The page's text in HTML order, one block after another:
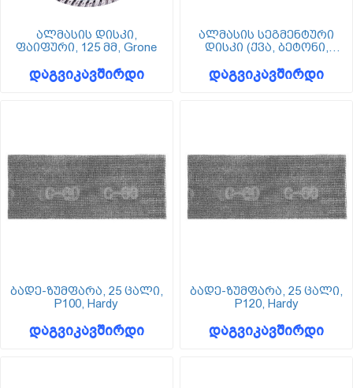
ალმასის დისკი,
ფაიფური, 125 მმ, Grone
დაგვიკავშირდი
ალმასის სეგმენტური
დისკი (ქვა, ბეტონი,
დაგვიკავშირდი
ბადე-ზუმფარა, 25 ცალი,
P100, Hardy
დაგვიკავშირდი
ბადე-ზუმფარა, 25 ცალი,
P120, Hardy
დაგვიკავშირდი